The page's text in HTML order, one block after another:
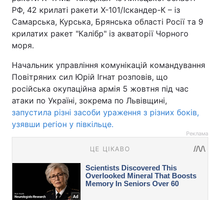
РФ, 42 крилаті ракети Х-101/Іскандер-К – із
Самарська, Курська, Брянська області Росії та 9
крилатих ракет "Калібр" із акваторії Чорного
моря.
Начальник управління комунікацій командування
Повітряних сил Юрій Ігнат розповів, що
російська окупаційна армія 5 жовтня під час
атаки по Україні, зокрема по Львівщині,
запустила різні засоби ураження з різних боків,
узявши регіон у півкільце.
Реклама